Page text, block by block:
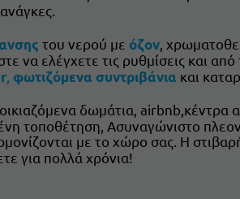
του νερού με όζον ,
να ελέγχετε τις ρυθμίσεις και
φωτιζόμενα συντριβάνια και
δωμάτια, airbnb,κέντρα
τοποθέτηση, Ασυναγώνιστο
με το χώρο σας. Η
για πολλά χρόνια!